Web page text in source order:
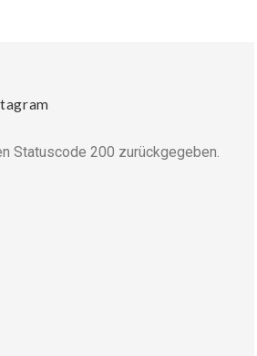
Statuscode 200 zurückgegeben.